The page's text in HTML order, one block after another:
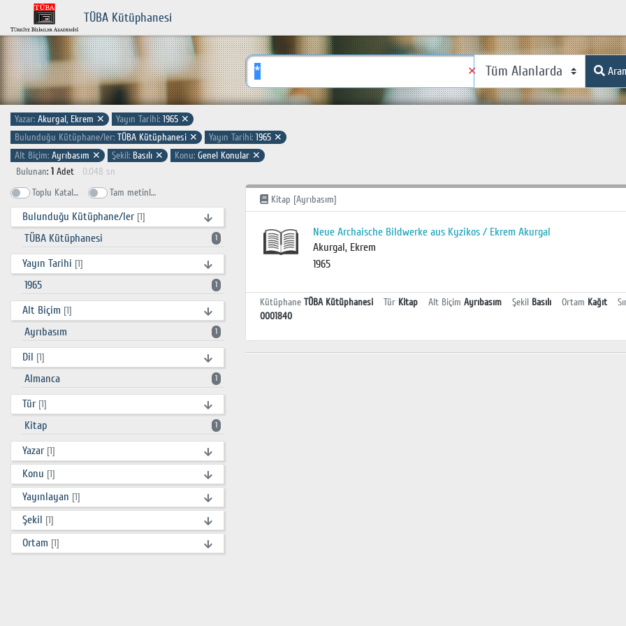
TÜBA Kütüphanesi
✕
Yazar: Akurgal, Ekrem ✕ Yayın Tarihi: 1965 ✕
Bulunduğu Kütüphane/ler: TÜBA Kütüphanesi ✕ Yayın Tarihi: 1965 ✕
Alt Biçim: Ayrıbasım ✕ Şekil: Basılı ✕ Konu: Genel Konular ✕
Bulunan: 1 Adet
0.048 sn
Toplu Katalog
Tam metinlerde ara
Bulunduğu Kütüphane/ler [1]
TÜBA Kütüphanesi 1
Yayın Tarihi [1]
1965 1
Alt Biçim [1]
Ayrıbasım 1
Dil [1]
Almanca 1
Tür [1]
Kitap 1
Yazar [1]
Konu [1]
Yayınlayan [1]
Şekil [1]
Ortam [1]
Kitap [Ayrıbasım]
Neue Archaische Bildwerke aus Kyzikos / Ekrem Akurgal
Akurgal, Ekrem
1965
Kütüphane TÜBA Kütüphanesi Tür Kitap Alt Biçim Ayrıbasım Şekil Basılı Ortam Kağıt
0001840